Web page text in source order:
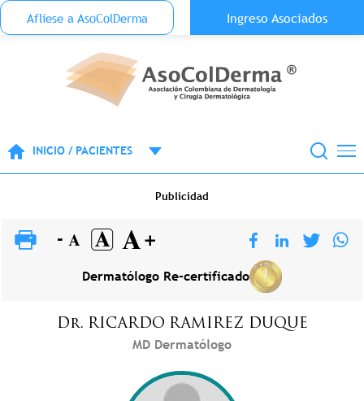
Pasar al contenido principal
Menu Top Anónimo
Aflíese a AsoColDerma Ingreso Asociados
INICIO / PACIENTES
Publicidad
Dermatólogo Re-certificado
Dr. RICARDO RAMIREZ DUQUE
MD Dermatólogo